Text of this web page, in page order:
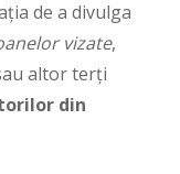
de a divulga
vizate,
altor terți
din